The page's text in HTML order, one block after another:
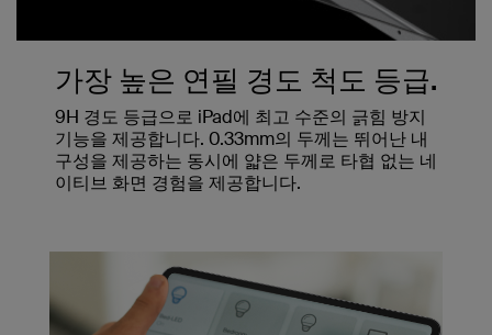
가장 높은 연필 경도 척도 등급.
9H 경도 등급으로 iPad에 최고 수준의 긁힘 방지
기능을 제공합니다. 0.33mm의 두께는 뛰어난 내
구성을 제공하는 동시에 얇은 두께로 타협 없는 네
이티브 화면 경험을 제공합니다.